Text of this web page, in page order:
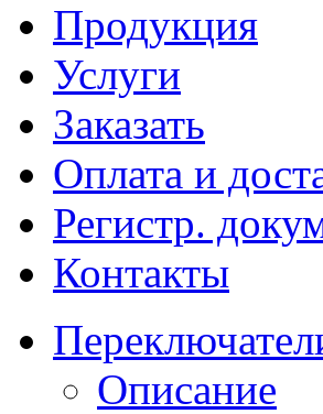
Продукция
Услуги
Заказать
Оплата и
Регистр.
Контакты
Описание